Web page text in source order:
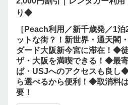
り◆
［Peach利用／新千歳発／1
ットな街？！新世界・通天閣
ダード大阪新今宮に滞在！◆
ザ・大阪を満喫できる！◆最
ば・USJへのアクセスも良し
ら選べるから便利！◆取消料
要！